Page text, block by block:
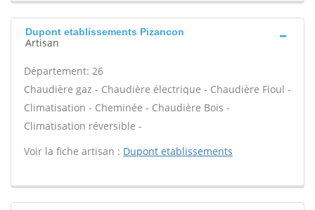
Dupont etablissements Pizancon
Artisan
Département: 26
Chaudière gaz - Chaudière électrique - Chaudière Fioul -
Climatisation - Cheminée - Chaudière Bois -
Climatisation réversible -
Voir la fiche artisan : Dupont etablissements